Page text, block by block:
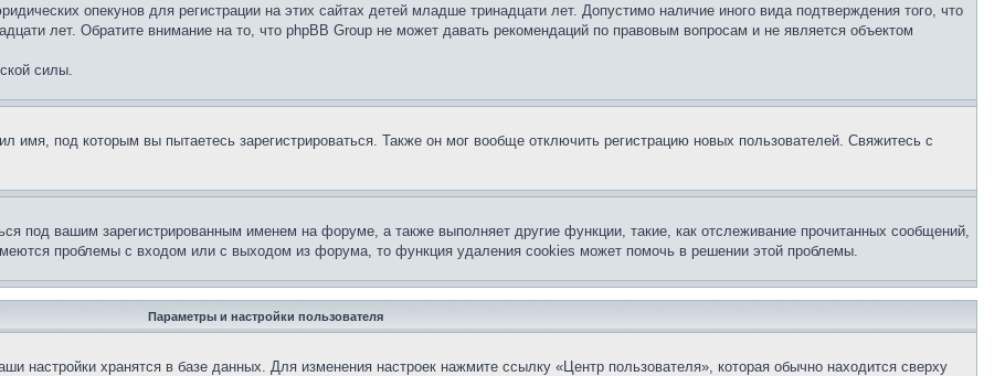
опекунов для регистрации на этих сайтах детей младше тринадцати лет. Допустимо наличие иного вида подтверждения того, что
лет. Обратите внимание на то, что phpBB Group не может давать рекомендаций по правовым вопросам и не является объектом
силы.
имя, под которым вы пытаетесь зарегистрироваться. Также он мог вообще отключить регистрацию новых пользователей. Свяжитесь с
под вашим зарегистрированным именем на форуме, а также выполняет другие функции, такие, как отслеживание прочитанных сообщений,
проблемы с входом или с выходом из форума, то функция удаления cookies может помочь в решении этой проблемы.
Параметры и настройки пользователя
настройки хранятся в базе данных. Для изменения настроек нажмите ссылку «Центр пользователя», которая обычно находится сверху